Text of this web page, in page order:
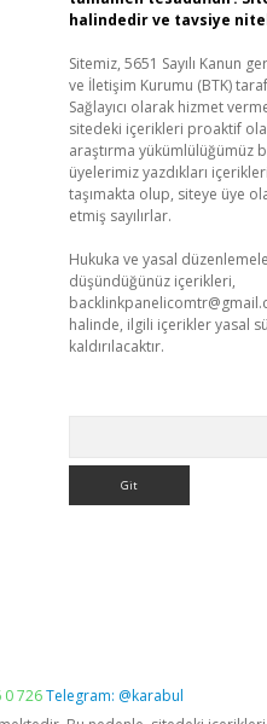
halindedir ve tavsiye
Sitemiz, 5651 Sayılı Kanun
ve İletişim Kurumu (BTK)
Sağlayıcı olarak hizmet
sitedeki içerikleri proaktif
araştırma yükümlülüğümüz
üyelerimiz yazdıkları
taşımakta olup, siteye üye
etmiş sayılırlar.
Hukuka ve yasal
düşündüğünüz içerikleri,
halinde, ilgili içerikler yasal
kaldırılacaktır.
0 726Telegram: @karabul